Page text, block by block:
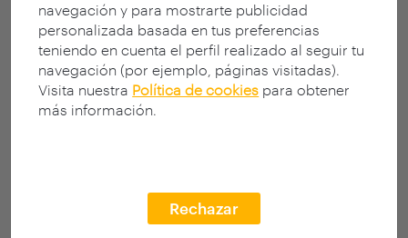
navegación y para mostrarte publicidad
personalizada basada en tus preferencias
teniendo en cuenta el perfil realizado al seguir tu
navegación (por ejemplo, páginas visitadas).
Visita nuestra Política de cookies para obtener
más información.
Rechazar